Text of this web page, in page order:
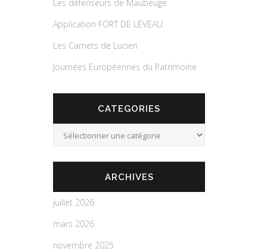
Les défenseurs de Maubeuge
Application FORT DE LEVEAU
Les Carnets de Lucien
Journées Européennes du Patrimoine
CATEGORIES
Categories
ARCHIVES
juillet 2026
mars 2026
novembre 2025